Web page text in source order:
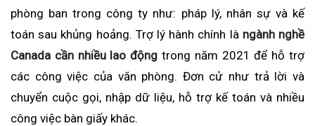
phòng ban trong công ty như: pháp lý, nhân sự và kế
toán sau khủng hoảng. Trợ lý hành chính là ngành nghề
Canada cần nhiều lao động trong năm 2021 để hỗ trợ
các công việc của văn phòng. Đơn cử như trả lời và
chuyển cuộc gọi, nhập dữ liệu, hỗ trợ kế toán và nhiều
công việc bàn giấy khác.